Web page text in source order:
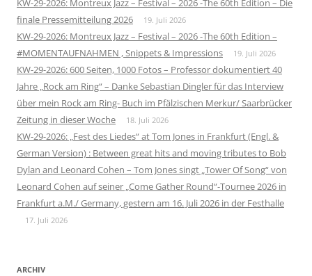
KW-29-2026: Montreux Jazz – Festival – 2026 -The 60th Edition – Die
finale Pressemitteilung 2026
19. Juli 2026
KW-29-2026: Montreux Jazz – Festival – 2026 -The 60th Edition –
#MOMENTAUFNAHMEN , Snippets & Impressions
19. Juli 2026
KW-29-2026: 600 Seiten, 1000 Fotos – Professor dokumentiert 40
Jahre „Rock am Ring“ – Danke Sebastian Dingler für das Interview
über mein Rock am Ring- Buch im Pfälzischen Merkur/ Saarbrücker
Zeitung in dieser Woche
18. Juli 2026
KW-29-2026: „Fest des Liedes“ at Tom Jones in Frankfurt (Engl. &
German Version) : Between great hits and moving tributes to Bob
Dylan and Leonard Cohen – Tom Jones singt „Tower Of Song“ von
Leonard Cohen auf seiner „Come Gather Round“-Tournee 2026 in
Frankfurt a.M./ Germany, gestern am 16. Juli 2026 in der Festhalle
17. Juli 2026
ARCHIV